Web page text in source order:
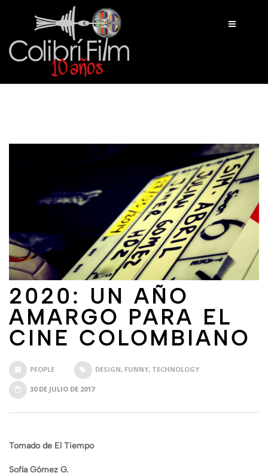
NOSOTROS
BLOG
2020: UN AÑO
AMARGO PARA EL
CINE COLOMBIANO
PEOPLE DESIGN, FUNNY, TECHNOLOGY
30 DE JULIO DE 2017
Tomado de El Tiempo
Sofía Gómez G.